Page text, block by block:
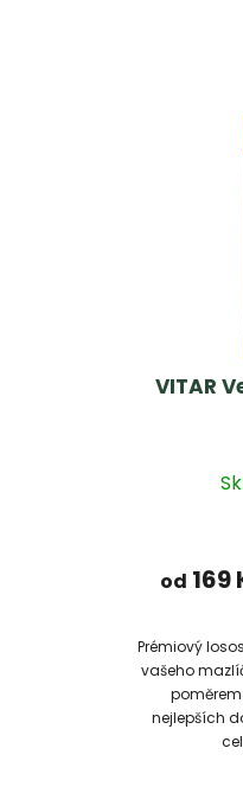
VITAR
od 169
Prémiový
vašeho
nejlepších